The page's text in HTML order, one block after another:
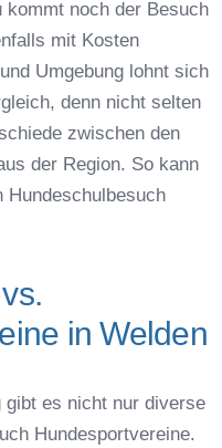
kommt noch der Besuch
mit Kosten
Umgebung lohnt sich
denn nicht selten
zwischen den
der Region. So kann
Hundeschulbesuch
in Welden
gibt es nicht nur diverse
Hundesportvereine.